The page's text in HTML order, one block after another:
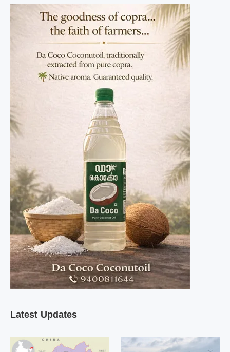
Latest Updates